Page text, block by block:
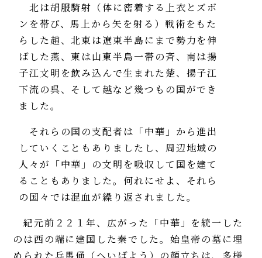
北は胡服騎射（体に密着する上衣とズボ
ンを帯び、馬上から矢を射る）戦術をもた
らした趙、北東は遼東半島にまで勢力を伸
ばした燕、東は山東半島一帯の斉、南は揚
子江文明を飲み込んで生まれた楚、揚子江
下流の呉、そして越など幾つもの国ができ
ました。
それらの国の支配者は「中華」から進出
していくこともありましたし、周辺地域の
人々が「中華」の文明を吸収して国を建て
ることもありました。何れにせよ、それら
の国々では混血が繰り返されました。
紀元前２２１年、広がった「中華」を統一した
のは西の端に建国した秦でした。始皇帝の墓に埋